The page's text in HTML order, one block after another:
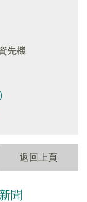
先機
返回上頁
聞